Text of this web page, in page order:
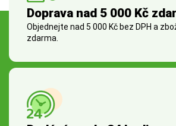
Doprava nad 5 000 Kč
Objednejte nad 5 000 Kč bez DPH a
zdarma.